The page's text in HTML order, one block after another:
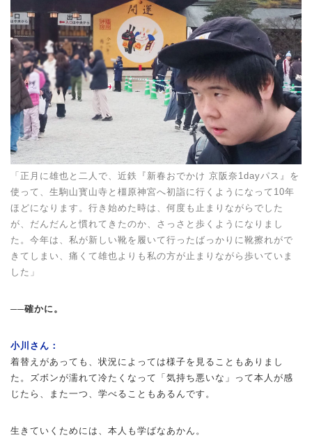
「正月に雄也と二人で、近鉄『新春おでかけ 京阪奈1dayパス』を
使って、生駒山寳山寺と橿原神宮へ初詣に行くようになって10年
ほどになります。行き始めた時は、何度も止まりながらでした
が、だんだんと慣れてきたのか、さっさと歩くようになりまし
た。今年は、私が新しい靴を履いて行ったばっかりに靴擦れがで
きてしまい、痛くて雄也よりも私の方が止まりながら歩いていま
した」
──確かに。
小川さん：
着替えがあっても、状況によっては様子を見ることもありまし
た。ズボンが濡れて冷たくなって「気持ち悪いな」って本人が感
じたら、また一つ、学べることもあるんです。
生きていくためには、本人も学ばなあかん。